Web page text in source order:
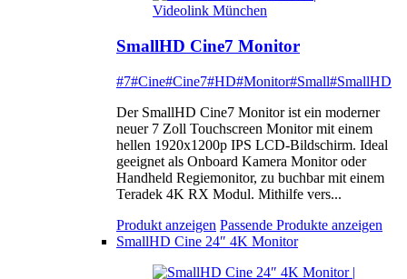
SmallHD Cine7 Monitor
#7#Cine#Cine7#HD#Monitor#Small#SmallHD
Der SmallHD Cine7 Monitor ist ein moderner
neuer 7 Zoll Touchscreen Monitor mit einem
hellen 1920x1200p IPS LCD-Bildschirm. Ideal
geeignet als Onboard Kamera Monitor oder
Handheld Regiemonitor, zu buchbar mit einem
Teradek 4K RX Modul. Mithilfe vers...
Produkt anzeigen Passende Produkte anzeigen
SmallHD Cine 24″ 4K Monitor